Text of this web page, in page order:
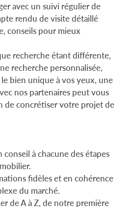
avec un suivi régulier de
rendu de visite détaillé
conseils pour mieux
recherche étant différente,
recherche personnalisée,
bien unique à vos yeux, une
nos partenaires peut vous
de concrétiser votre projet de
à chacune des étapes
fidèles et en cohérence
du marché.
de A à Z, de notre première